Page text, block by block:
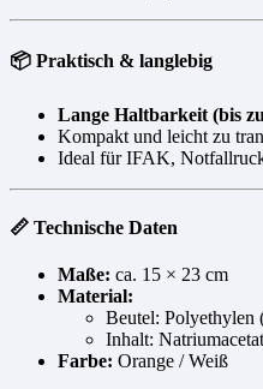
📦 Praktisch & langlebig
Lange Haltbarkeit (bis
Kompakt und leicht zu
Ideal für IFAK,
📏 Technische Daten
Maße: ca. 15 × 23 cm
Material:
Beutel: Polyethylen
Inhalt:
Farbe: Orange / Weiß